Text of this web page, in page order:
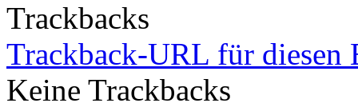
Trackbacks
Trackback-URL für diesen
Keine Trackbacks